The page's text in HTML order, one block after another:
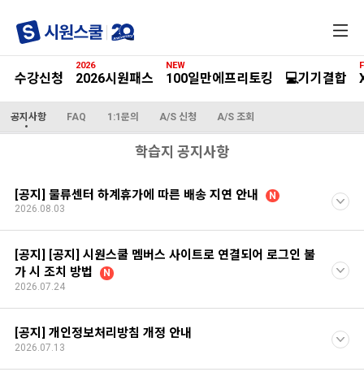
메
수강신청 2026시원패스
2026
100일만에프리토킹
NEW
💻기기결합
공지사항 FAQ 1:1문의 A/S 신청 A/S 조회
학습지 공지사항
[공지] 물류센터 하계휴가에 따른 배송 지연 안내
N
2026.08.03
[공지] [공지] 시원스쿨 멤버스 사이트로 연결되어 로그인 불
가 시 조치 방법
N
2026.07.24
[공지] 개인정보처리방침 개정 안내
2026.07.13